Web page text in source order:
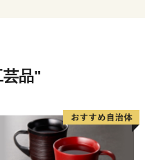
芸品"